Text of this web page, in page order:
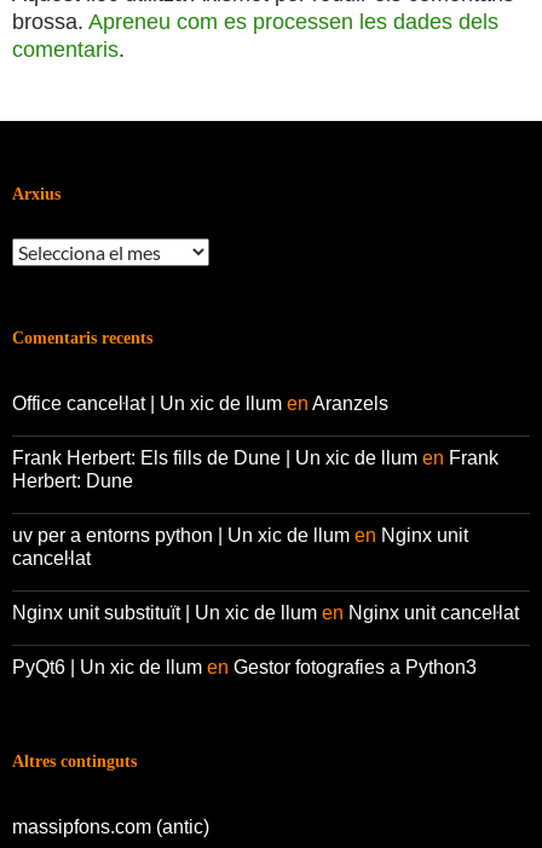
brossa. Apreneu com es processen les dades dels
comentaris.
Arxius
Arxius
Comentaris recents
Office canceŀlat | Un xic de llum en Aranzels
Frank Herbert: Els fills de Dune | Un xic de llum en Frank
Herbert: Dune
uv per a entorns python | Un xic de llum en Nginx unit
canceŀlat
Nginx unit substituït | Un xic de llum en Nginx unit canceŀlat
PyQt6 | Un xic de llum en Gestor fotografies a Python3
Altres continguts
massipfons.com (antic)